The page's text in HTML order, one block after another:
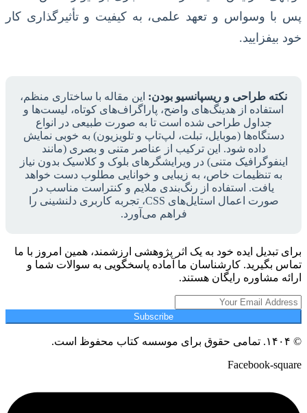
پس با وسواس و تعهد علمی، به کیفیت و تأثیرگذاری کار
خود بیفزایید.
نکته طراحی و ریسپانسیو بودن: این مقاله با ساختاری منظم،
استفاده از هدینگ‌های واضح، پاراگراف‌های کوتاه، لیست‌ها و
جداول طراحی شده است تا به صورت طبیعی در انواع
دستگاه‌ها (موبایل، تبلت، لپ‌تاپ و تلویزیون) به خوبی نمایش
داده شود. این ترکیب از عناصر متنی و بصری (مانند
اینفوگرافیک متنی) در ویرایشگرهای بلوک و کلاسیک بدون نیاز
به تنظیمات خاص، به زیبایی و خوانایی مطلوب دست خواهد
یافت. استفاده از رنگ‌بندی ملایم و کنتراست مناسب در
صورت اعمال استایل‌های CSS، تجربه کاربری دلنشینی را
فراهم می‌آورد.
برای تبدیل ایده خود به یک اثر پژوهشی ارزشمند، همین امروز با ما
تماس بگیرید. کارشناسان ما آماده پاسخگویی به سوالات شما و
ارائه مشاوره رایگان هستند.
Subscribe
© ۱۴۰۴. تمامی حقوق برای موسسه کتاب محفوظ است.
Facebook-square